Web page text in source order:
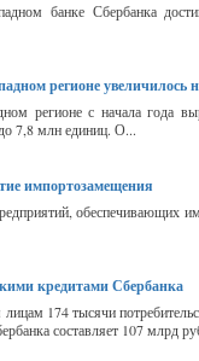
банке Сбербанка
регионе увеличилось
регионе с начала года
7,8 млн единиц. О...
импортозамещения
кредитами Сбербанка
174 тысячи
составляет 107 млрд